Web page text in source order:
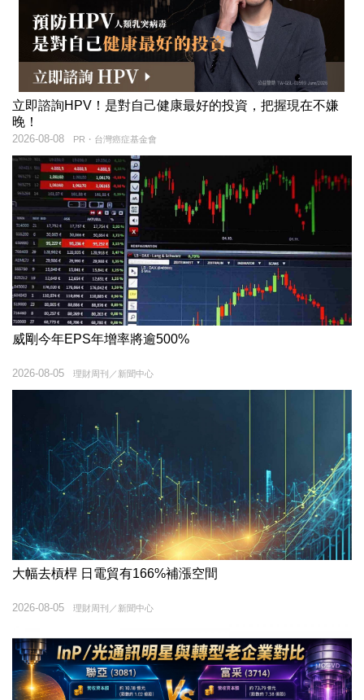
立即諮詢HPV！是對自己健康最好的投資，把握現在不嫌
晚！
PR・台灣癌症基金會
2026-08-08
威剛今年EPS年增率將逾500%
理財周刊／新聞中心
2026-08-05
大幅去槓桿 日電貿有166%補漲空間
理財周刊／新聞中心
2026-08-05